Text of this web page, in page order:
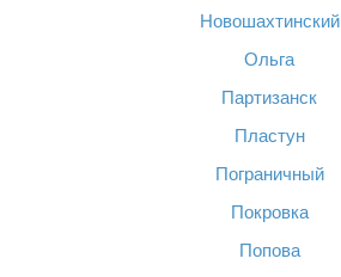
Новошахтинский
Ольга
Партизанск
Пластун
Пограничный
Покровка
Попова